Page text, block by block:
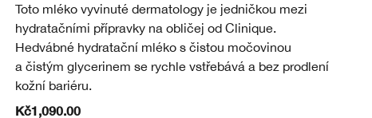
Toto mléko vyvinuté dermatology je jedničkou mezi
hydratačními přípravky na obličej od Clinique.
Hedvábné hydratační mléko s čistou močovinou
a čistým glycerinem se rychle vstřebává a bez prodlení
kožní bariéru.
Kč1,090.00